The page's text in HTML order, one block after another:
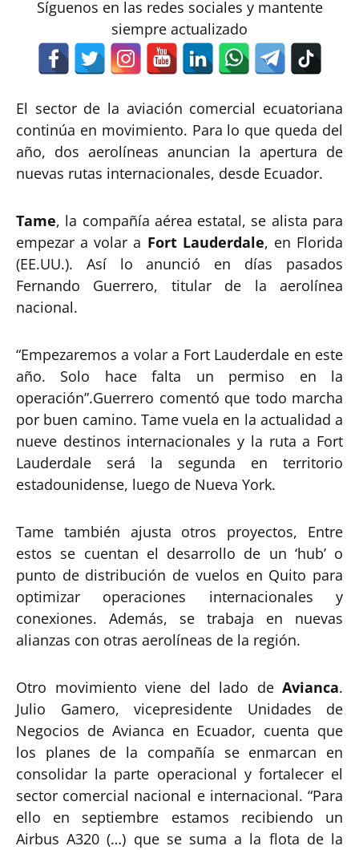
Síguenos en las redes sociales y mantente
siempre actualizado
El sector de la aviación comercial ecuatoriana
continúa en movimiento. Para lo que queda del
año, dos aerolíneas anuncian la apertura de
nuevas rutas internacionales, desde Ecuador.
Tame, la compañía aérea estatal, se alista para
empezar a volar a Fort Lauderdale, en Florida
(EE.UU.). Así lo anunció en días pasados
Fernando Guerrero, titular de la aerolínea
nacional.
“Empezaremos a volar a Fort Lauderdale en este
año. Solo hace falta un permiso en la
operación”.Guerrero comentó que todo marcha
por buen camino. Tame vuela en la actualidad a
nueve destinos internacionales y la ruta a Fort
Lauderdale será la segunda en territorio
estadounidense, luego de Nueva York.
Tame también ajusta otros proyectos, Entre
estos se cuentan el desarrollo de un ‘hub’ o
punto de distribución de vuelos en Quito para
optimizar operaciones internacionales y
conexiones. Además, se trabaja en nuevas
alianzas con otras aerolíneas de la región.
Otro movimiento viene del lado de Avianca.
Julio Gamero, vicepresidente Unidades de
Negocios de Avianca en Ecuador, cuenta que
los planes de la compañía se enmarcan en
consolidar la parte operacional y fortalecer el
sector comercial nacional e internacional. “Para
ello en septiembre estamos recibiendo un
Airbus A320 (…) que se suma a la flota de la